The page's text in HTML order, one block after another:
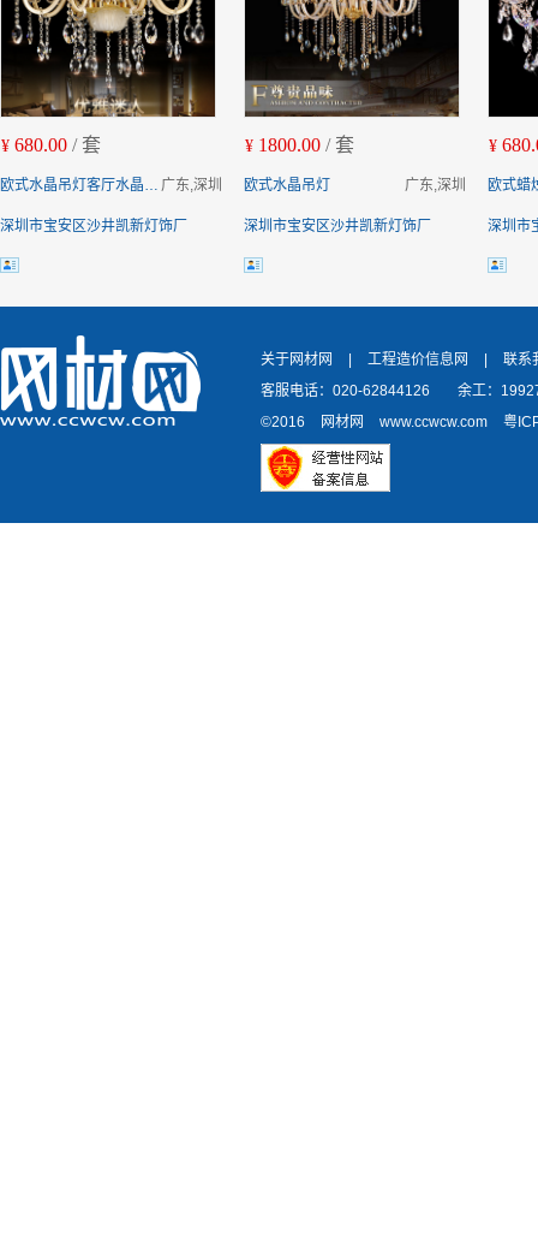
¥ 680.00 / 套
广东,深圳
欧式水晶吊灯客厅水晶灯简欧式水晶吊灯
深圳市宝安区沙井凯新灯饰厂
¥ 1800.00 / 套
广东,深圳
欧式水晶吊灯
深圳市宝安区沙井凯新灯饰厂
¥
欧式蜡
深圳市
关于网材网 工程造价信息网
联系
客服电话：020-62844126
余工：
©2016
网材网 www.ccwcw.com 粤